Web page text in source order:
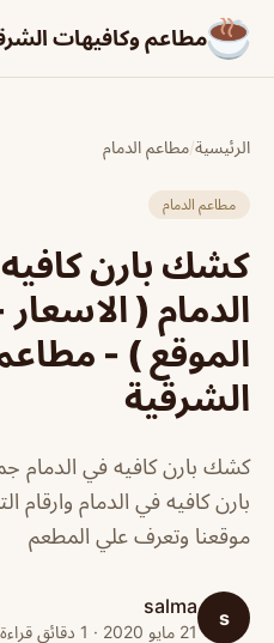
مطاعم وكافيهات
الرئيسية/مطاعم الدمام
مطاعم الدمام
الدمام (
الموقع ) -
الشرقية
كشك بارن كافيه في الدمام
بارن كافيه في الدمام وارقام
موقعنا وتعرف علي المطعم
s
salma
21 مايو 2020 · 1 دقائق قراءة